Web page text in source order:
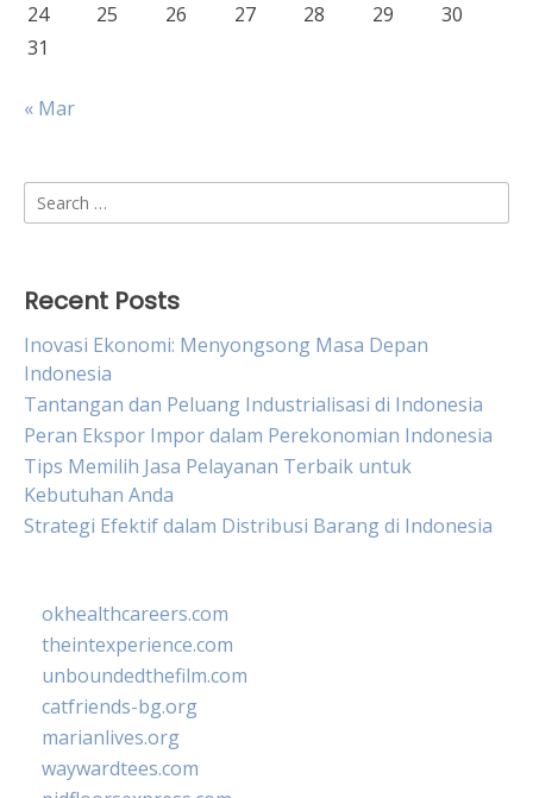
24
25 26 27 28 29
30
31
« Mar
Search
for:
Recent Posts
Inovasi Ekonomi: Menyongsong Masa Depan
Indonesia
Tantangan dan Peluang Industrialisasi di Indonesia
Peran Ekspor Impor dalam Perekonomian Indonesia
Tips Memilih Jasa Pelayanan Terbaik untuk
Kebutuhan Anda
Strategi Efektif dalam Distribusi Barang di Indonesia
okhealthcareers.com
theintexperience.com
unboundedthefilm.com
catfriends-bg.org
marianlives.org
waywardtees.com